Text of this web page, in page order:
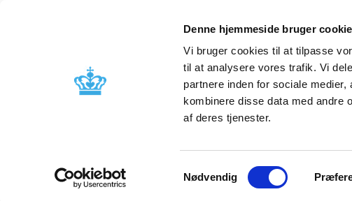
Denne hjemmeside bruger
Vi bruger cookies til at tilpasse
til at analysere vores trafik. Vi
partnere inden for sociale
kombinere disse data med andre
af deres tjenester.
Samtykkevalg
Nødvendig
Godkendelse og
Bivirkninger og
produktinformation